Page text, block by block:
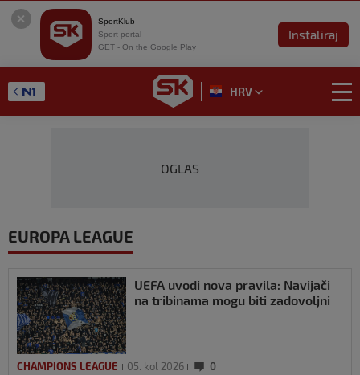
SportKlub
Sport portal
GET - On the Google Play
Instaliraj
HRV
OGLAS
EUROPA LEAGUE
UEFA uvodi nova pravila: Navijači
na tribinama mogu biti zadovoljni
CHAMPIONS LEAGUE 05. kol 2026 0